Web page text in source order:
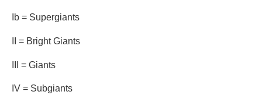
Ib = Supergiants
II = Bright Giants
III = Giants
IV = Subgiants